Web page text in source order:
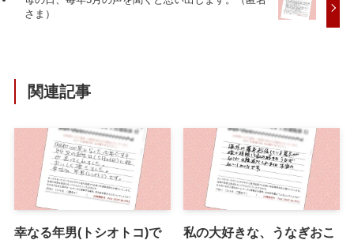
さま）
関連記事
幸なる年男(トシオトコ)で
私の大好きな、うなぎおこ